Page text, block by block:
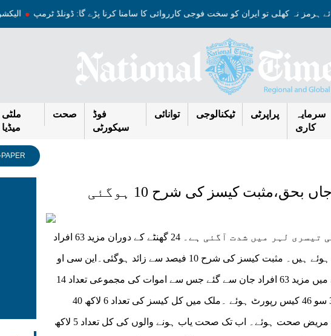
آبنائے ہرمز نہ کھلی تو ایران کو سخت فوجی کارروائی کا سامنا کرنا پڑے گا: ڈونلڈ ٹرمپ
سرمایہ
کاری
پراپرٹی ٹیکنالوجی توانائی
فوڈ
سیکورٹی
صحت
ملٹی
میڈیا
PAPER
اسلام آباد(نیوز ڈیسک) پاکستان میں کورونا کی تیسری لہر میں شدت آگئی ہے۔ 24 گھنٹے کے دوران مزید 63 افراد
جاں بحق ہوگئے جبکہ 3 ہزار 9 سو 46 نئے کیس رپورٹ ہوئے ہیں۔ مثبت کیسز کی شرح 10 فیصد سے زائد ہوگئی۔این سی او
سی کی طرف سے جاری اعدادو شمار کے مطابق ایک دن میں مزید 63 افراد جان سے گئے جس سے اموات کی مجموعی تعداد 14
ہزار 28 ہوگئی ہے۔ گزشتہ چوبیس گھنٹے کے دوران 39 سو 46 کیس رپورٹ ہوئے ۔ملک میں کل کیسز کی تعداد 6 لاکھ 40
ہزار 9 سو 88 ہوگئی۔ 24 گھنٹے میں 2 ہزار 7 سو 47 مریض صحت ہوئے۔ اب تک صحت یاب ہونے والوں کی کل تعداد 5 لاکھ